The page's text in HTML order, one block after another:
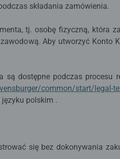
składania zamówienia.
tj. osobę fizyczną, która
Aby utworzyć Konto
są dostępne podczas procesu
common/start/legal-
polskim .
się bez dokonywania